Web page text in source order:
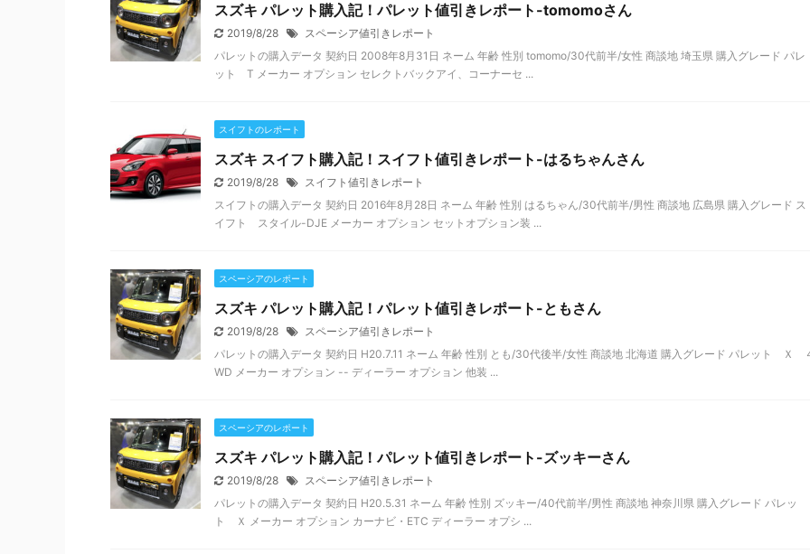
スズキ パレット購入記！パレット値引きレポート-tomomoさん
2019/8/28
スペーシア値引きレポート
パレットの購入データ 契約日 2008年8月31日 ネーム 年齢 性別 tomomo/30代前半/女性 商談地 埼玉県 購入グレード パレ
ット T メーカー オプション セレクトバックアイ、コーナーセ ...
スイフトのレポート
スズキ スイフト購入記！スイフト値引きレポート-はるちゃんさん
2019/8/28
スイフト値引きレポート
スイフトの購入データ 契約日 2016年8月28日 ネーム 年齢 性別 はるちゃん/30代前半/男性 商談地 広島県 購入グレード ス
イフト スタイル-DJE メーカー オプション セットオプション装 ...
スペーシアのレポート
スズキ パレット購入記！パレット値引きレポート-ともさん
2019/8/28
スペーシア値引きレポート
パレットの購入データ 契約日 H20.7.11 ネーム 年齢 性別 とも/30代後半/女性 商談地 北海道 購入グレード パレット Ｘ
WD メーカー オプション -- ディーラー オプション 他装 ...
スペーシアのレポート
スズキ パレット購入記！パレット値引きレポート-ズッキーさん
2019/8/28
スペーシア値引きレポート
パレットの購入データ 契約日 H20.5.31 ネーム 年齢 性別 ズッキー/40代前半/男性 商談地 神奈川県 購入グレード パレッ
ト Ｘ メーカー オプション カーナビ・ETC ディーラー オプシ ...